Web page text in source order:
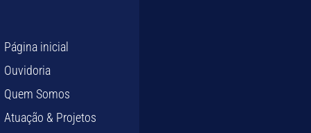
Página inicial
Ouvidoria
Quem Somos
Atuação & Projetos